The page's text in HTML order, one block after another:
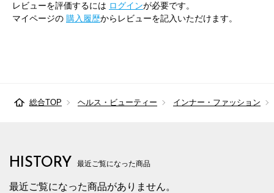
レビューを評価するには ログインが必要です。
マイページの 購入履歴からレビューを記入いただけます。
総合TOP ヘルス・ビューティー インナー・ファッション
HISTORY 最近ご覧になった商品
最近ご覧になった商品がありません。